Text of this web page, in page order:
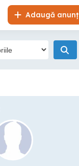
Adaugă anunț